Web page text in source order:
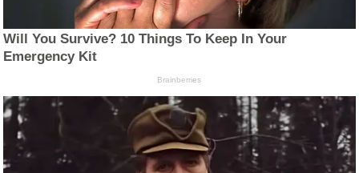
Will You Survive? 10 Things To Keep In Your
Emergency Kit
Brainberries